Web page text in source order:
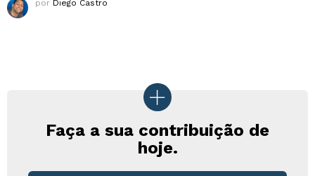
por Diego Castro
Faça a sua contribuição de
hoje.